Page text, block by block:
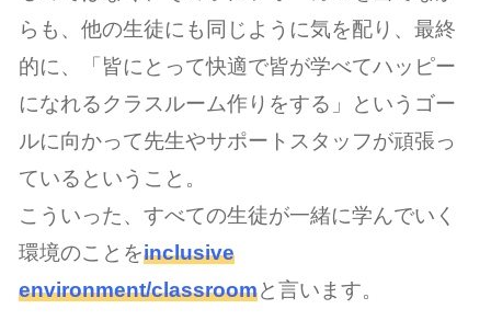
らも、他の生徒にも同じように気を配り、最終
的に、「皆にとって快適で皆が学べてハッピー
になれるクラスルーム作りをする」というゴー
ルに向かって先生やサポートスタッフが頑張っ
ているということ。
こういった、すべての生徒が一緒に学んでいく
環境のことをinclusive
environment/classroomと言います。